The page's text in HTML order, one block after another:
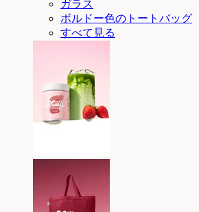
ガラス
ボルドー色のトートバッグ
すべて見る